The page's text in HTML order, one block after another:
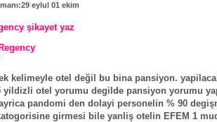
eylul 01 ekim
şikayet yaz
kelimeyle otel değil bu bina pansiyon.
yildizli otel yorumu degilde pansiyon yorumu
pandomi den dolayi personelin % 90
girmesi bile yanliş otelin EFEM 1